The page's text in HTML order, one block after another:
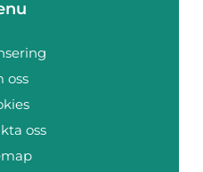
oss
oss